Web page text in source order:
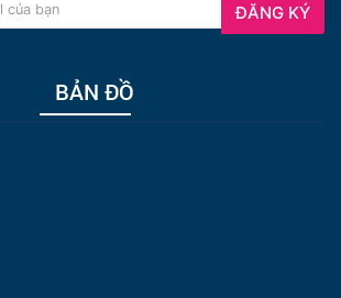
ĐĂNG KÝ
BẢN ĐỒ